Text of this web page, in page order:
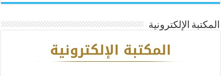
المكتبة الإلكترونية